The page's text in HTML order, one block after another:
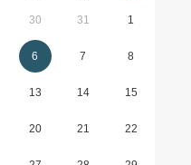
30 31 1
6 7 8
13 14 15
20 21 22